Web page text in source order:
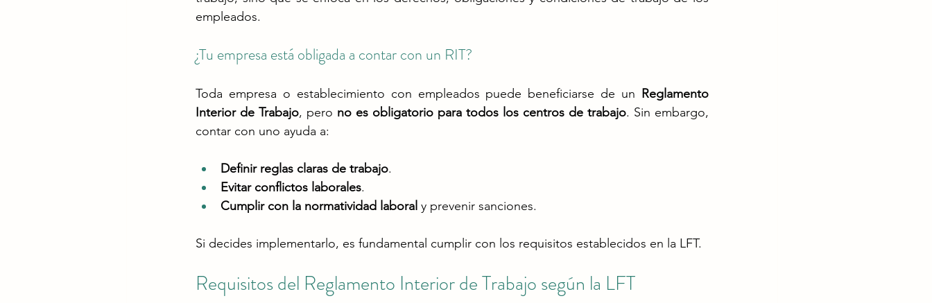
empleados.
¿Tu empresa está obligada a contar con un RIT?
Toda empresa o establecimiento con empleados puede beneficiarse de un Reglamento
Interior de Trabajo, pero no es obligatorio para todos los centros de trabajo. Sin embargo,
contar con uno ayuda a:
Definir reglas claras de trabajo.
Evitar conflictos laborales.
Cumplir con la normatividad laboral y prevenir sanciones.
Si decides implementarlo, es fundamental cumplir con los requisitos establecidos en la LFT.
Requisitos del Reglamento Interior de Trabajo según la LFT